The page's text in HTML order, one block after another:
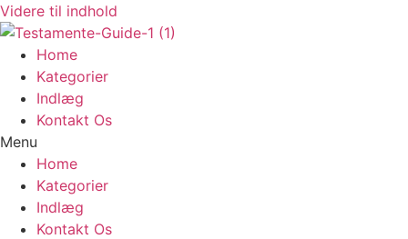
Videre til indhold
Home
Kategorier
Indlæg
Kontakt Os
Menu
Home
Kategorier
Indlæg
Kontakt Os